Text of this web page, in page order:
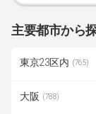
主要都市から
東京23区内 (765)
大阪 (788)